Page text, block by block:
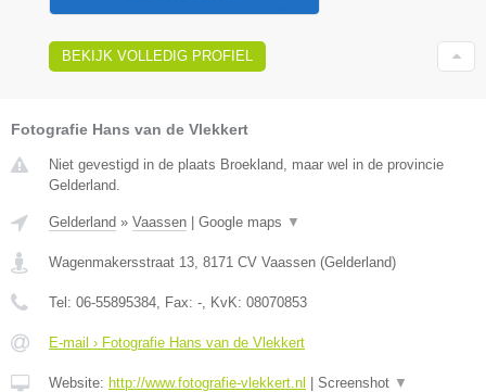
BEKIJK VOLLEDIG PROFIEL
Fotografie Hans van de Vlekkert
Niet gevestigd in de plaats Broekland, maar wel in de provincie
Gelderland.
Gelderland » Vaassen Google maps ▼
Wagenmakersstraat 13, 8171 CV Vaassen (Gelderland)
Tel: 06-55895384, Fax: -, KvK: 08070853
E-mail › Fotografie Hans van de Vlekkert
Website: http://www.fotografie-vlekkert.nl Screenshot ▼